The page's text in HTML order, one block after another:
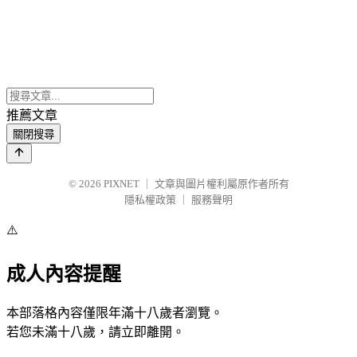
推薦文章
關閉搜尋
© 2026 PIXNET
文章與圖片權利屬原作者所有
隱私權政策
服務聲明
⚠️
成人內容提醒
本部落格內容僅限年滿十八歲者瀏覽。
若您未滿十八歲，請立即離開。